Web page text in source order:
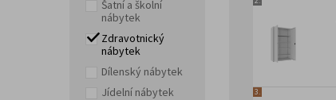
Doplňky a příslušenství pro kancelář
Šatní a školní
nábytek
Zdravotnický
nábytek
Dílenský nábytek
Jídelní nábytek
3.